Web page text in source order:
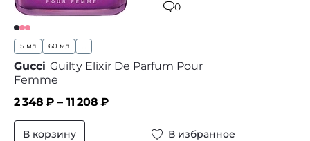
0
5 мл 60 мл ...
Gucci Guilty Elixir De Parfum Pour
Femme
2 348 ₽ – 11 208 ₽
В корзину В избранное